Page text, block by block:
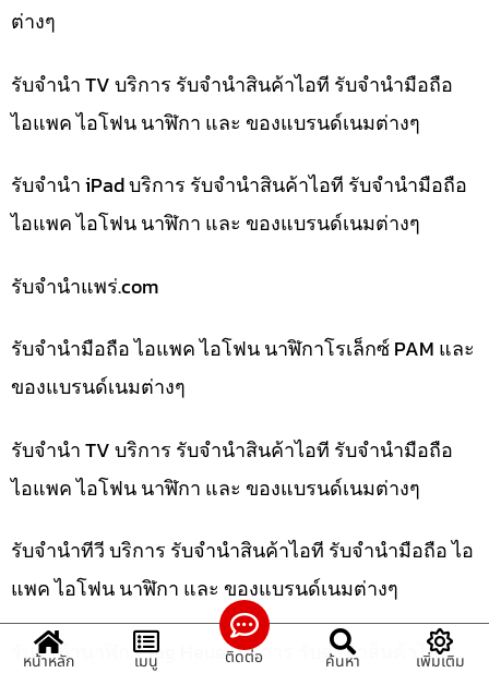
ต่างๆ
รับจำนำ TV บริการ รับจำนำสินค้าไอที รับจำนำมือถือ
ไอแพค ไอโฟน นาฬิกา และ ของแบรนด์เนมต่างๆ
รับจำนำ iPad บริการ รับจำนำสินค้าไอที รับจำนำมือถือ
ไอแพค ไอโฟน นาฬิกา และ ของแบรนด์เนมต่างๆ
รับจํานําแพร่.com
รับจำนำมือถือ ไอแพค ไอโฟน นาฬิกาโรเล็กซ์ PAM และ
ของแบรนด์เนมต่างๆ
รับจำนำ TV บริการ รับจำนำสินค้าไอที รับจำนำมือถือ
ไอแพค ไอโฟน นาฬิกา และ ของแบรนด์เนมต่างๆ
รับจำนำทีวี บริการ รับจำนำสินค้าไอที รับจำนำมือถือ ไอ
แพค ไอโฟน นาฬิกา และ ของแบรนด์เนมต่างๆ
รับจำนำนาฬิกา Tag Heuer บริการ รับจำนำสินค้าไอที
หน้าหลัก เมนู ติดต่อ ค้นหา เพิ่มเติม